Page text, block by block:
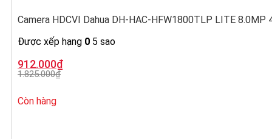
Camera HDCVI Dahua DH-HAC-HFW1800TLP LITE 8.0MP
Được xếp hạng 0 5 sao
1.825.000₫
Giá
gốc
là:
912.000₫
Giá
hiện
tại
912.000₫.
Còn hàng